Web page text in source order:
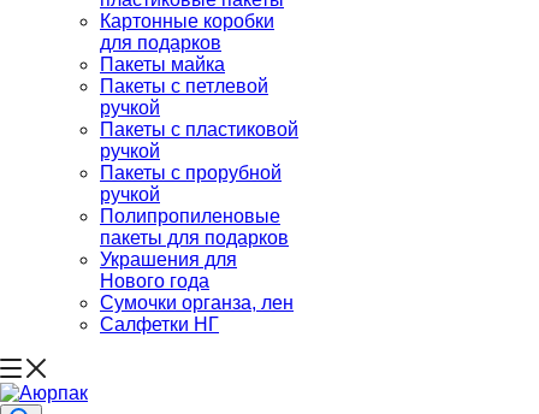
Картонные коробки
для подарков
Пакеты майка
Пакеты с петлевой
ручкой
Пакеты с пластиковой
ручкой
Пакеты с прорубной
ручкой
Полипропиленовые
пакеты для подарков
Украшения для
Нового года
Сумочки органза, лен
Салфетки НГ